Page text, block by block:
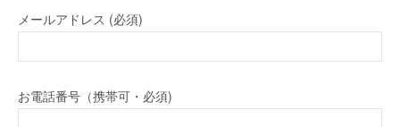
メールアドレス (必須)
お電話番号（携帯可・必須)